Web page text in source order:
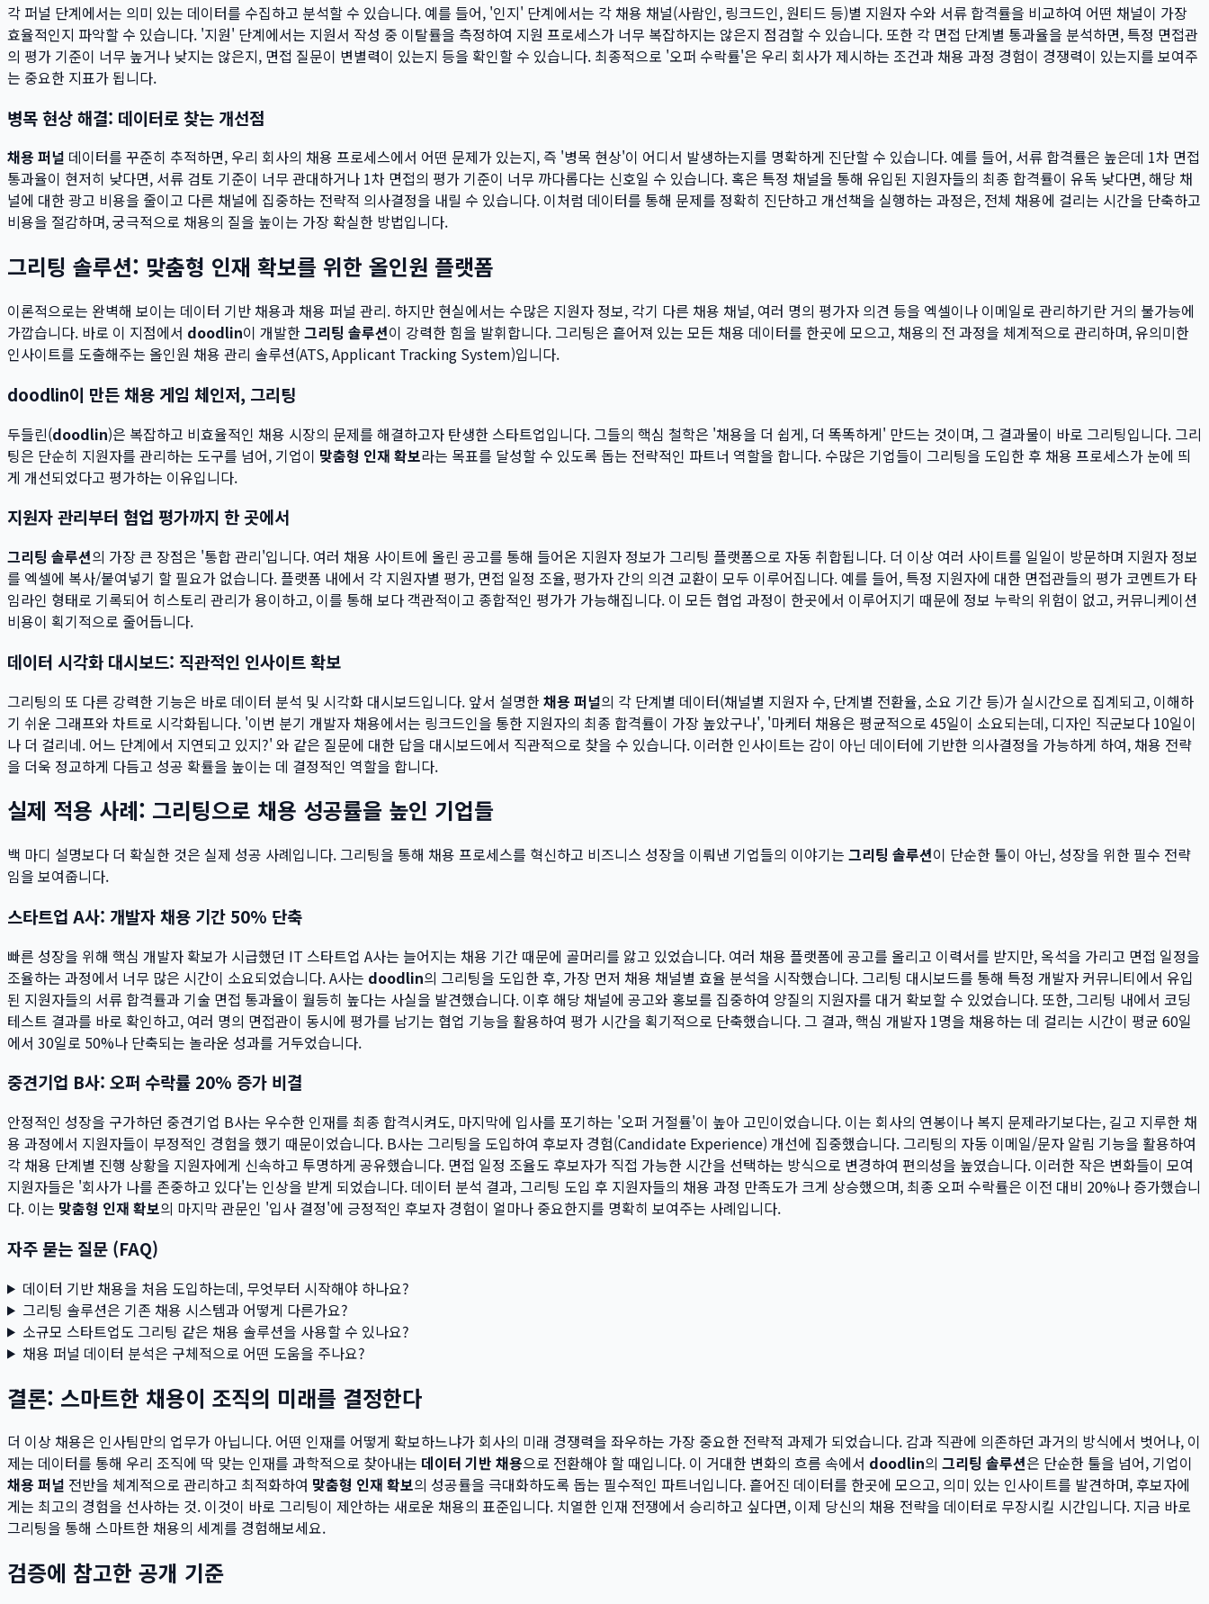
각 퍼널 단계에서는 의미 있는 데이터를 수집하고 분석할 수 있습니다. 예를 들어, '인지' 단계에서는 각 채용 채널(사람인, 링크드인, 원티드 등)별 지원자 수와 서류 합격률을 비교하여 어떤 채널이 가장
효율적인지 파악할 수 있습니다. '지원' 단계에서는 지원서 작성 중 이탈률을 측정하여 지원 프로세스가 너무 복잡하지는 않은지 점검할 수 있습니다. 또한 각 면접 단계별 통과율을 분석하면, 특정 면접관
의 평가 기준이 너무 높거나 낮지는 않은지, 면접 질문이 변별력이 있는지 등을 확인할 수 있습니다. 최종적으로 '오퍼 수락률'은 우리 회사가 제시하는 조건과 채용 과정 경험이 경쟁력이 있는지를 보여주
는 중요한 지표가 됩니다.
병목 현상 해결: 데이터로 찾는 개선점
채용 퍼널 데이터를 꾸준히 추적하면, 우리 회사의 채용 프로세스에서 어떤 문제가 있는지, 즉 '병목 현상'이 어디서 발생하는지를 명확하게 진단할 수 있습니다. 예를 들어, 서류 합격률은 높은데 1차 면접
통과율이 현저히 낮다면, 서류 검토 기준이 너무 관대하거나 1차 면접의 평가 기준이 너무 까다롭다는 신호일 수 있습니다. 혹은 특정 채널을 통해 유입된 지원자들의 최종 합격률이 유독 낮다면, 해당 채
널에 대한 광고 비용을 줄이고 다른 채널에 집중하는 전략적 의사결정을 내릴 수 있습니다. 이처럼 데이터를 통해 문제를 정확히 진단하고 개선책을 실행하는 과정은, 전체 채용에 걸리는 시간을 단축하고
비용을 절감하며, 궁극적으로 채용의 질을 높이는 가장 확실한 방법입니다.
그리팅 솔루션: 맞춤형 인재 확보를 위한 올인원 플랫폼
이론적으로는 완벽해 보이는 데이터 기반 채용과 채용 퍼널 관리. 하지만 현실에서는 수많은 지원자 정보, 각기 다른 채용 채널, 여러 명의 평가자 의견 등을 엑셀이나 이메일로 관리하기란 거의 불가능에
가깝습니다. 바로 이 지점에서 doodlin이 개발한그리팅 솔루션이 강력한 힘을 발휘합니다. 그리팅은 흩어져 있는 모든 채용 데이터를 한곳에 모으고, 채용의 전 과정을 체계적으로 관리하며, 유의미한
인사이트를 도출해주는 올인원 채용 관리 솔루션(ATS, Applicant Tracking System)입니다.
doodlin이 만든 채용 게임 체인저, 그리팅
두들린(doodlin)은 복잡하고 비효율적인 채용 시장의 문제를 해결하고자 탄생한 스타트업입니다. 그들의 핵심 철학은 '채용을 더 쉽게, 더 똑똑하게' 만드는 것이며, 그 결과물이 바로 그리팅입니다. 그리
팅은 단순히 지원자를 관리하는 도구를 넘어, 기업이 맞춤형 인재 확보라는 목표를 달성할 수 있도록 돕는 전략적인 파트너 역할을 합니다. 수많은 기업들이 그리팅을 도입한 후 채용 프로세스가 눈에 띄
게 개선되었다고 평가하는 이유입니다.
지원자 관리부터 협업 평가까지 한 곳에서
그리팅 솔루션의 가장 큰 장점은 '통합 관리'입니다. 여러 채용 사이트에 올린 공고를 통해 들어온 지원자 정보가 그리팅 플랫폼으로 자동 취합됩니다. 더 이상 여러 사이트를 일일이 방문하며 지원자 정보
를 엑셀에 복사/붙여넣기 할 필요가 없습니다. 플랫폼 내에서 각 지원자별 평가, 면접 일정 조율, 평가자 간의 의견 교환이 모두 이루어집니다. 예를 들어, 특정 지원자에 대한 면접관들의 평가 코멘트가 타
임라인 형태로 기록되어 히스토리 관리가 용이하고, 이를 통해 보다 객관적이고 종합적인 평가가 가능해집니다. 이 모든 협업 과정이 한곳에서 이루어지기 때문에 정보 누락의 위험이 없고, 커뮤니케이션
비용이 획기적으로 줄어듭니다.
데이터 시각화 대시보드: 직관적인 인사이트 확보
그리팅의 또 다른 강력한 기능은 바로 데이터 분석 및 시각화 대시보드입니다. 앞서 설명한채용 퍼널의 각 단계별 데이터(채널별 지원자 수, 단계별 전환율, 소요 기간 등)가 실시간으로 집계되고, 이해하
기 쉬운 그래프와 차트로 시각화됩니다. '이번 분기 개발자 채용에서는 링크드인을 통한 지원자의 최종 합격률이 가장 높았구나', '마케터 채용은 평균적으로 45일이 소요되는데, 디자인 직군보다 10일이
나 더 걸리네. 어느 단계에서 지연되고 있지?' 와 같은 질문에 대한 답을 대시보드에서 직관적으로 찾을 수 있습니다. 이러한 인사이트는 감이 아닌 데이터에 기반한 의사결정을 가능하게 하여, 채용 전략
을 더욱 정교하게 다듬고 성공 확률을 높이는 데 결정적인 역할을 합니다.
실제 적용 사례: 그리팅으로 채용 성공률을 높인 기업들
백 마디 설명보다 더 확실한 것은 실제 성공 사례입니다. 그리팅을 통해 채용 프로세스를 혁신하고 비즈니스 성장을 이뤄낸 기업들의 이야기는 그리팅 솔루션이 단순한 툴이 아닌, 성장을 위한 필수 전략
임을 보여줍니다.
스타트업 A사: 개발자 채용 기간 50% 단축
빠른 성장을 위해 핵심 개발자 확보가 시급했던 IT 스타트업 A사는 늘어지는 채용 기간 때문에 골머리를 앓고 있었습니다. 여러 채용 플랫폼에 공고를 올리고 이력서를 받지만, 옥석을 가리고 면접 일정을
조율하는 과정에서 너무 많은 시간이 소요되었습니다. A사는 doodlin의 그리팅을 도입한 후, 가장 먼저 채용 채널별 효율 분석을 시작했습니다. 그리팅 대시보드를 통해 특정 개발자 커뮤니티에서 유입
된 지원자들의 서류 합격률과 기술 면접 통과율이 월등히 높다는 사실을 발견했습니다. 이후 해당 채널에 공고와 홍보를 집중하여 양질의 지원자를 대거 확보할 수 있었습니다. 또한, 그리팅 내에서 코딩
테스트 결과를 바로 확인하고, 여러 명의 면접관이 동시에 평가를 남기는 협업 기능을 활용하여 평가 시간을 획기적으로 단축했습니다. 그 결과, 핵심 개발자 1명을 채용하는 데 걸리는 시간이 평균 60일
에서 30일로 50%나 단축되는 놀라운 성과를 거두었습니다.
중견기업 B사: 오퍼 수락률 20% 증가 비결
안정적인 성장을 구가하던 중견기업 B사는 우수한 인재를 최종 합격시켜도, 마지막에 입사를 포기하는 '오퍼 거절률'이 높아 고민이었습니다. 이는 회사의 연봉이나 복지 문제라기보다는, 길고 지루한 채
용 과정에서 지원자들이 부정적인 경험을 했기 때문이었습니다. B사는 그리팅을 도입하여 후보자 경험(Candidate Experience) 개선에 집중했습니다. 그리팅의 자동 이메일/문자 알림 기능을 활용하여
각 채용 단계별 진행 상황을 지원자에게 신속하고 투명하게 공유했습니다. 면접 일정 조율도 후보자가 직접 가능한 시간을 선택하는 방식으로 변경하여 편의성을 높였습니다. 이러한 작은 변화들이 모여
지원자들은 '회사가 나를 존중하고 있다'는 인상을 받게 되었습니다. 데이터 분석 결과, 그리팅 도입 후 지원자들의 채용 과정 만족도가 크게 상승했으며, 최종 오퍼 수락률은 이전 대비 20%나 증가했습니
다. 이는 맞춤형 인재 확보의 마지막 관문인 '입사 결정'에 긍정적인 후보자 경험이 얼마나 중요한지를 명확히 보여주는 사례입니다.
자주 묻는 질문 (FAQ)
데이터 기반 채용을 처음 도입하는데, 무엇부터 시작해야 하나요?
그리팅 솔루션은 기존 채용 시스템과 어떻게 다른가요?
소규모 스타트업도 그리팅 같은 채용 솔루션을 사용할 수 있나요?
채용 퍼널 데이터 분석은 구체적으로 어떤 도움을 주나요?
결론: 스마트한 채용이 조직의 미래를 결정한다
더 이상 채용은 인사팀만의 업무가 아닙니다. 어떤 인재를 어떻게 확보하느냐가 회사의 미래 경쟁력을 좌우하는 가장 중요한 전략적 과제가 되었습니다. 감과 직관에 의존하던 과거의 방식에서 벗어나, 이
제는 데이터를 통해 우리 조직에 딱 맞는 인재를 과학적으로 찾아내는 데이터 기반 채용으로 전환해야 할 때입니다. 이 거대한 변화의 흐름 속에서 doodlin의 그리팅 솔루션은 단순한 툴을 넘어, 기업이
채용 퍼널 전반을 체계적으로 관리하고 최적화하여 맞춤형 인재 확보의 성공률을 극대화하도록 돕는 필수적인 파트너입니다. 흩어진 데이터를 한곳에 모으고, 의미 있는 인사이트를 발견하며, 후보자에
게는 최고의 경험을 선사하는 것. 이것이 바로 그리팅이 제안하는 새로운 채용의 표준입니다. 치열한 인재 전쟁에서 승리하고 싶다면, 이제 당신의 채용 전략을 데이터로 무장시킬 시간입니다. 지금 바로
그리팅을 통해 스마트한 채용의 세계를 경험해보세요.
검증에 참고한 공개 기준